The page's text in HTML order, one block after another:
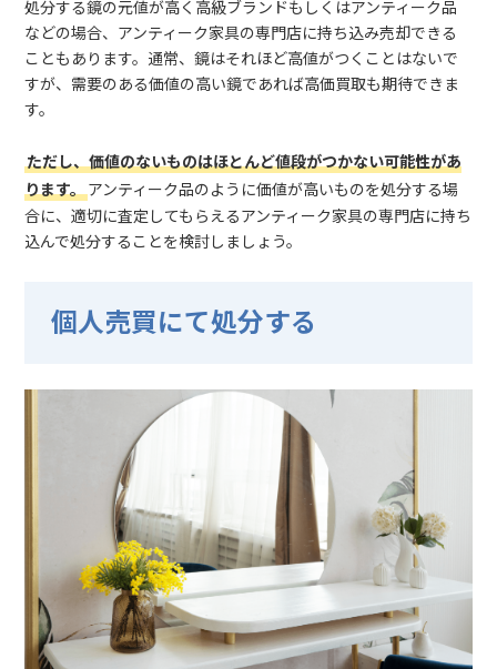
処分する鏡の元値が高く高級ブランドもしくはアンティーク品
などの場合、アンティーク家具の専門店に持ち込み売却できる
こともあります。通常、鏡はそれほど高値がつくことはないで
すが、需要のある価値の高い鏡であれば高価買取も期待できま
す。
ただし、価値のないものはほとんど値段がつかない可能性があ
ります。アンティーク品のように価値が高いものを処分する場
合に、適切に査定してもらえるアンティーク家具の専門店に持ち
込んで処分することを検討しましょう。
個人売買にて処分する